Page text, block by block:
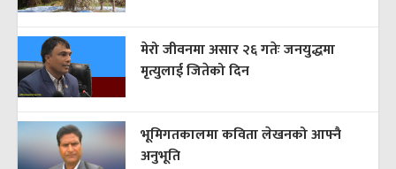
मेरो जीवनमा असार २६ गतेः जनयुद्धमा
मृत्युलाई जितेको दिन
भूमिगतकालमा कविता लेखनको आफ्नै
अनुभूति